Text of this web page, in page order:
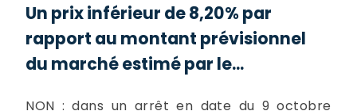
Un prix inférieur de 8,20% par
rapport au montant prévisionnel
du marché estimé par le...
NON : dans un arrêt en date du 9 octobre